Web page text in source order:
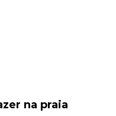
na praia